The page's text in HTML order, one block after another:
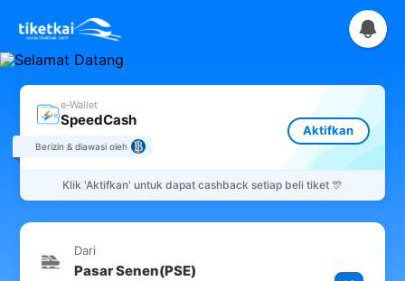
e-Wallet
SpeedCash
Berizin & diawasi oleh
Aktifkan
Klik 'Aktifkan' untuk dapat cashback setiap beli tiket 🎊
Dari
Pasar Senen(PSE)